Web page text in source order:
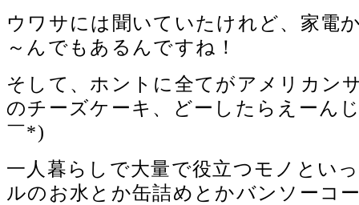
ウワサには聞いていたけれど、家電
～んでもあるんですね！
そして、ホントに全てがアメリカ
のチーズケーキ、どーしたらえーん
￣*)ゞ
一人暮らしで大量で役立つモノとい
ルのお水とか缶詰めとかバンソーコ